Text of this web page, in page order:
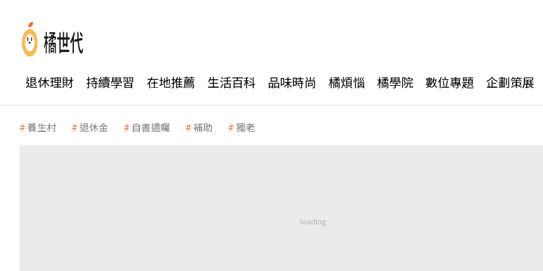
退休理財 持續學習 在地推薦 生活百科 品味時尚 橘煩惱 橘學院 數位專題 企劃策展
養生村 退休金 自書遺囑 補助 獨老